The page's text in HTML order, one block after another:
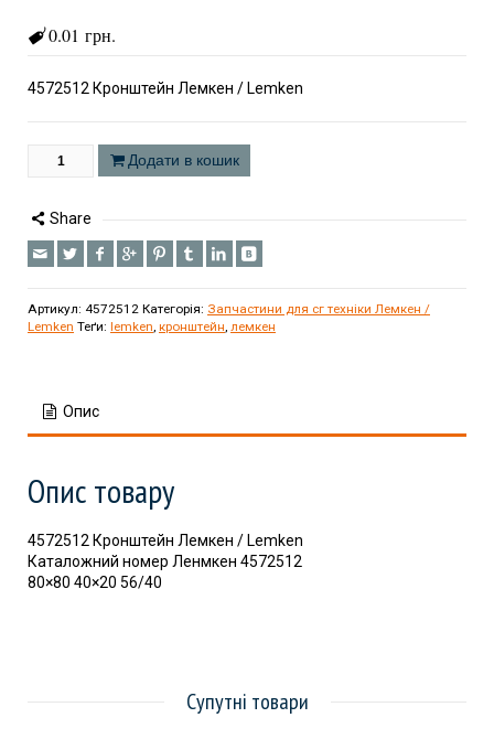
0.01 грн.
4572512 Кронштейн Лемкен / Lemken
Додати в кошик
Share
Артикул: 4572512 Категорія: Запчастини для сг техніки Лемкен /
Lemken Теґи: lemken, кронштейн, лемкен
Опис
Опис товару
4572512 Кронштейн Лемкен / Lemken
Каталожний номер Ленмкен 4572512
80×80 40×20 56/40
Супутні товари